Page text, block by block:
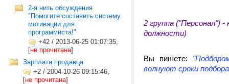
2-я нить обсуждения
"Помогите составить систему
мотивации для
программиста!"
+42 / 2013-06-25 01:07:35,
[не прочитана]
Зарплата продавца
+2 / 2004-10-26 09:15:46,
[не прочитана]
2 группа ("Персонал")
должности)
Вы пишете:
волнуют сроки